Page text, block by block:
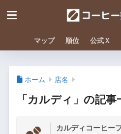
マップ 順位 公式Ｘ
ホーム 店名
「カルディ」の記事
カルディコーヒー